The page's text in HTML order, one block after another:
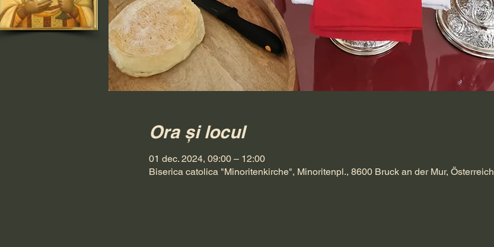
Ora și locul
01 dec. 2024, 09:00 – 12:00
Biserica catolica "Minoritenkirche", Minoritenpl., 8600 Bruck an der Mur, Österreich